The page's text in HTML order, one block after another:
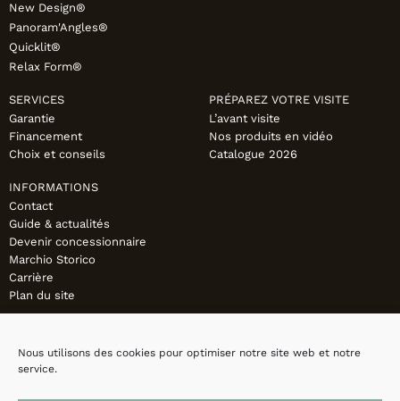
Nous utilisons des cookies pour optimiser notre site web et notre
service.
New Design®
Panoram'Angles®
Quicklit®
Relax Form®
SERVICES
Garantie
Financement
Choix et conseils
PRÉPAREZ VOTRE VISITE
L’avant visite
Nos produits en vidéo
Catalogue 2026
INFORMATIONS
Contact
Guide & actualités
Devenir concessionnaire
Marchio Storico
Carrière
Plan du site